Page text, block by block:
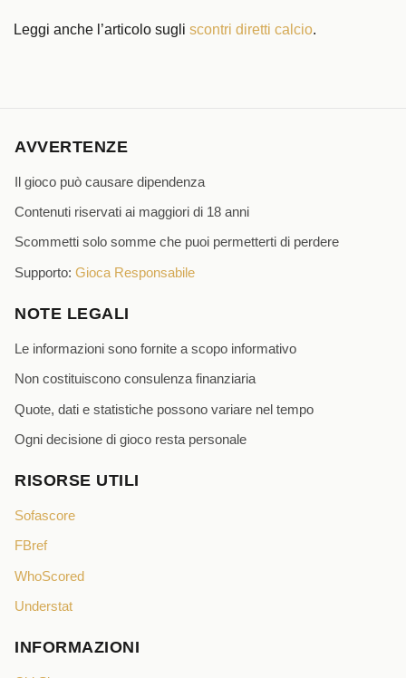
Leggi anche l’articolo sugli scontri diretti calcio.
AVVERTENZE
Il gioco può causare dipendenza
Contenuti riservati ai maggiori di 18 anni
Scommetti solo somme che puoi permetterti di perdere
Supporto: Gioca Responsabile
NOTE LEGALI
Le informazioni sono fornite a scopo informativo
Non costituiscono consulenza finanziaria
Quote, dati e statistiche possono variare nel tempo
Ogni decisione di gioco resta personale
RISORSE UTILI
Sofascore
FBref
WhoScored
Understat
INFORMAZIONI